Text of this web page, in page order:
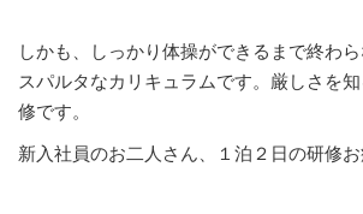
しかも、しっかり体操ができるまで終わ
スパルタなカリキュラムです。厳しさを
修です。
新入社員のお二人さん、１泊２日の研修お